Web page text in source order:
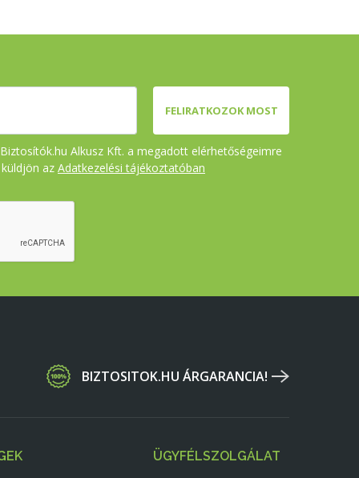
FELIRATKOZOK MOST
Alkusz Kft. a megadott elérhetőségeimre
az Adatkezelési tájékoztatóban
BIZTOSITOK.HU ÁRGARANCIA!
ÜGYFÉLSZOLGÁLAT